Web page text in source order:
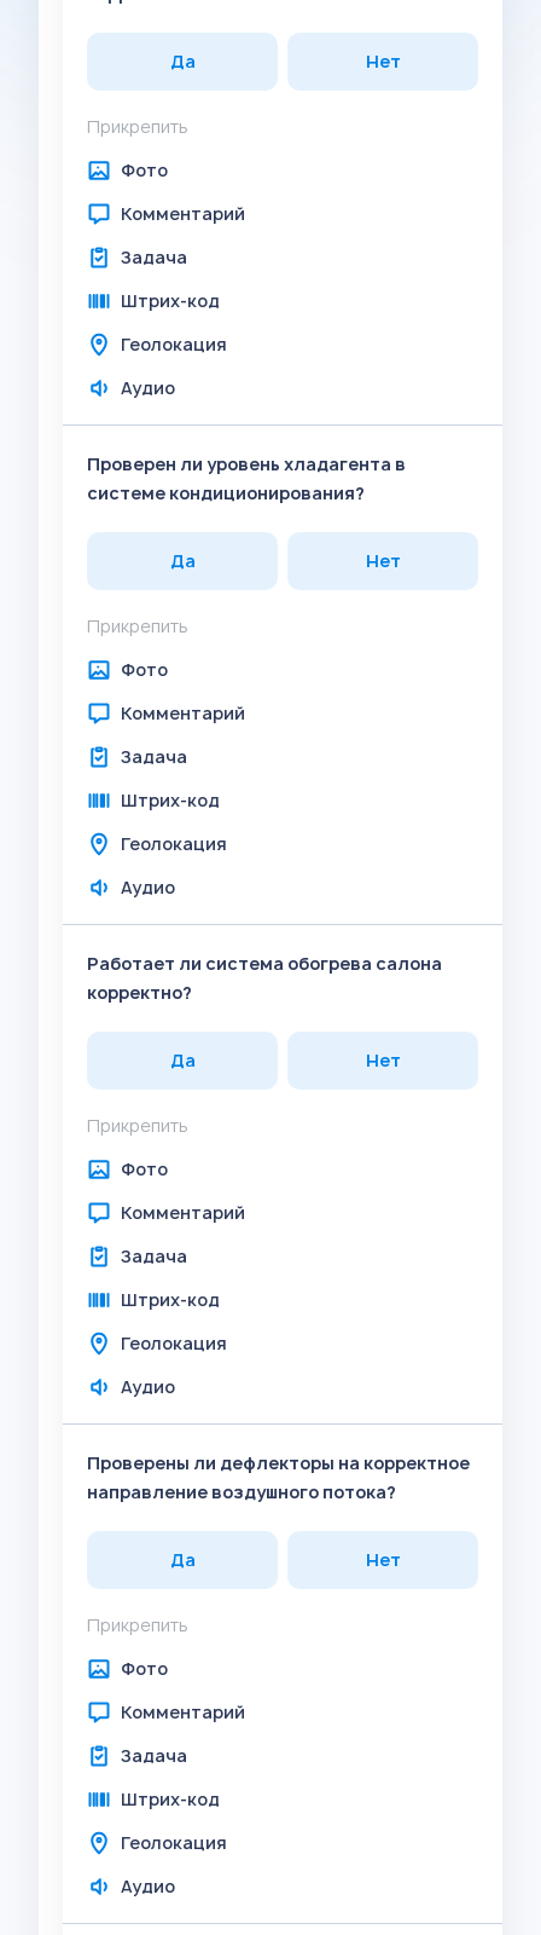
Да Нет
Прикрепить
Фото
Комментарий
Задача
Штрих-код
Геолокация
Аудио
Проверен ли уровень хладагента в
системе кондиционирования?
Да Нет
Прикрепить
Фото
Комментарий
Задача
Штрих-код
Геолокация
Аудио
Работает ли система обогрева салона
корректно?
Да Нет
Прикрепить
Фото
Комментарий
Задача
Штрих-код
Геолокация
Аудио
Проверены ли дефлекторы на корректное
направление воздушного потока?
Да Нет
Прикрепить
Фото
Комментарий
Задача
Штрих-код
Геолокация
Аудио